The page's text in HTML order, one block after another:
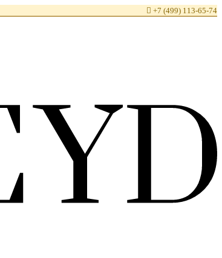
 +7 (499) 113-65-74